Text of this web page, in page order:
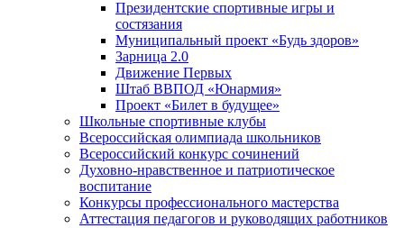
Президентские спортивные игры и
состязания
Муниципальный проект «Будь здоров»
Зарница 2.0
Движение Первых
Штаб ВВПОД «Юнармия»
Проект «Билет в будущее»
Школьные спортивные клубы
Всероссийская олимпиада школьников
Всероссийский конкурс сочинений
Духовно-нравственное и патриотическое
воспитание
Конкурсы профессионального мастерства
Аттестация педагогов и руководящих работников